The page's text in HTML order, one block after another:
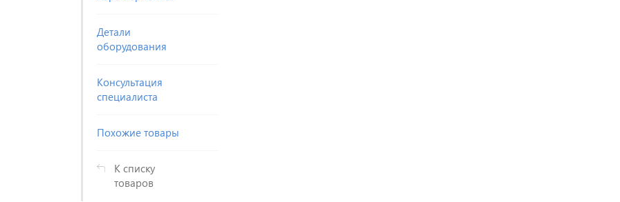
Детали
оборудования
Консультация
специалиста
Похожие товары
К списку
товаров